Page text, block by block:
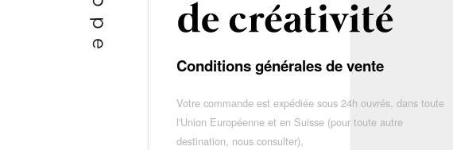
Conditions générales de vente
Votre commande est expédiée sous 24h ouvrés, dans toute
l'Union Européenne et en Suisse (pour toute autre
destination, nous consulter),